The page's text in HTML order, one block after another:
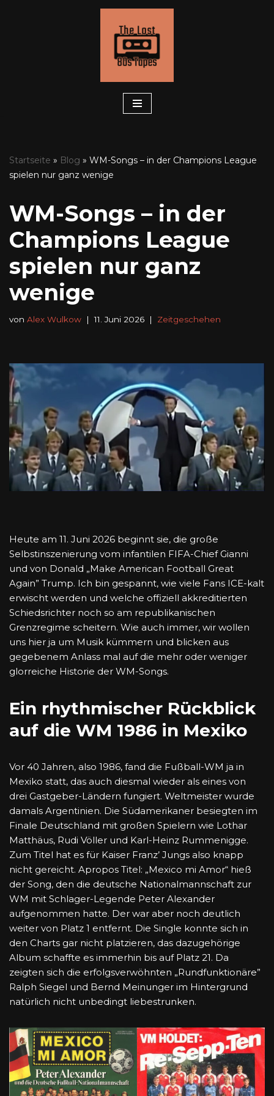
Startseite » Blog » WM-Songs – in der Champions League
spielen nur ganz wenige
WM-Songs – in der
Champions League
spielen nur ganz
wenige
von Alex Wulkow 11. Juni 2026 Zeitgeschehen
Heute am 11. Juni 2026 beginnt sie, die große
Selbstinszenierung vom infantilen FIFA-Chief Gianni
und von Donald „Make American Football Great
Again” Trump. Ich bin gespannt, wie viele Fans ICE-kalt
erwischt werden und welche offiziell akkreditierten
Schiedsrichter noch so am republikanischen
Grenzregime scheitern. Wie auch immer, wir wollen
uns hier ja um Musik kümmern und blicken aus
gegebenem Anlass mal auf die mehr oder weniger
glorreiche Historie der WM-Songs.
Ein rhythmischer Rückblick
auf die WM 1986 in Mexiko
Vor 40 Jahren, also 1986, fand die Fußball-WM ja in
Mexiko statt, das auch diesmal wieder als eines von
drei Gastgeber-Ländern fungiert. Weltmeister wurde
damals Argentinien. Die Südamerikaner besiegten im
Finale Deutschland mit großen Spielern wie Lothar
Matthäus, Rudi Völler und Karl-Heinz Rummenigge.
Zum Titel hat es für Kaiser Franz’ Jungs also knapp
nicht gereicht. Apropos Titel: „Mexico mi Amor“ hieß
der Song, den die deutsche Nationalmannschaft zur
WM mit Schlager-Legende Peter Alexander
aufgenommen hatte. Der war aber noch deutlich
weiter von Platz 1 entfernt. Die Single konnte sich in
den Charts gar nicht platzieren, das dazugehörige
Album schaffte es immerhin bis auf Platz 21. Da
zeigten sich die erfolgsverwöhnten „Rundfunktionäre”
Ralph Siegel und Bernd Meinunger im Hintergrund
natürlich nicht unbedingt liebestrunken.